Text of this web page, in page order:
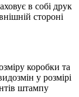
в собі друк
стороні
коробки та
у розмірі
штампу